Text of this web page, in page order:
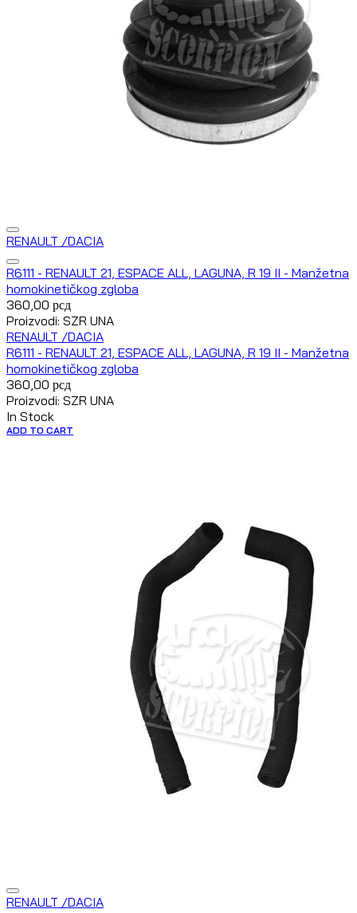
RENAULT /DACIA
R6111 - RENAULT 21, ESPACE ALL, LAGUNA, R 19 II - Manžetna
homokinetičkog zgloba
360,00 рсд
Proizvodi: SZR UNA
RENAULT /DACIA
R6111 - RENAULT 21, ESPACE ALL, LAGUNA, R 19 II - Manžetna
homokinetičkog zgloba
360,00 рсд
Proizvodi: SZR UNA
In Stock
ADD TO CART
RENAULT /DACIA